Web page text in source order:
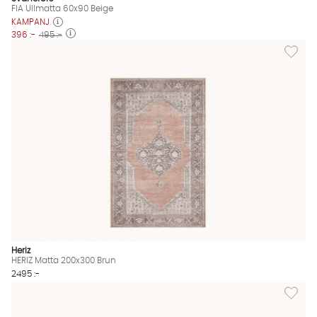
FIA Ullmatta 60x90 Beige
KAMPANJ
396 :- 495 :-
Lägg
Heriz
HERIZ Matta 200x300 Brun
2495 :-
Lägg